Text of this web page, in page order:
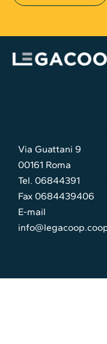
Via Guattani 9
00161 Roma
Tel. 06844391
Fax 0684439406
E-mail